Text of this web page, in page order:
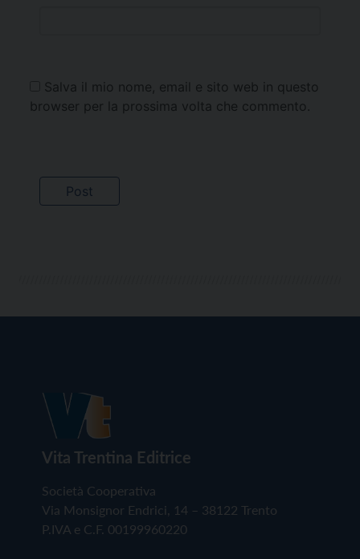
Salva il mio nome, email e sito web in questo
browser per la prossima volta che commento.
Vita Trentina Editrice
Società Cooperativa
Via Monsignor Endrici, 14 – 38122 Trento
P.IVA e C.F. 00199960220